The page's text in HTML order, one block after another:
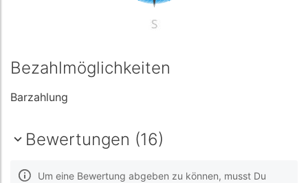
Bezahlmöglichkeiten
Barzahlung
Bewertungen (16)
Um eine Bewertung abgeben zu können, musst Du